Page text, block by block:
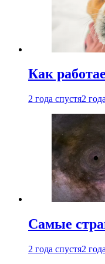
Как
2 года спустя2
Самые
2 года спустя2